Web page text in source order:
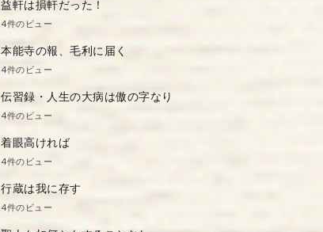
益軒は損軒だった！
4件のビュー
本能寺の報、毛利に届く
4件のビュー
伝習録・人生の大病は傲の字なり
4件のビュー
着眼高ければ
4件のビュー
行蔵は我に存す
4件のビュー